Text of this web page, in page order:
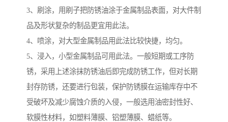
3、刷涂，用刷子把防锈油涂于金属制品表面，对大件制
品及形状复杂的制品更宜用此法。
4、喷涂，对大型金属制品用此法比较快捷，均匀。
5、浸入，小型金属制品可用此法。一般短期或工序防
锈，采用上述涂抹防锈油后即完成防锈工作，但对长期
封存防锈，还要进行包装，保护防锈膜在运输库存中不
受破坏及减少腐蚀介质的入侵，一般选用油密封性好、
软膜性材料，如塑料薄膜、铝塑薄膜、蜡纸等。